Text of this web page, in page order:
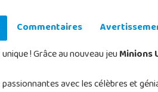
Commentaires
! Grâce au nouveau jeuMinions
avec les célèbres et